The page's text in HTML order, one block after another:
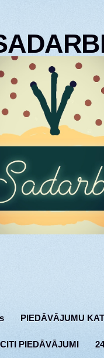
PIEDĀVĀJUMU
CITI PIEDĀVĀJUMI